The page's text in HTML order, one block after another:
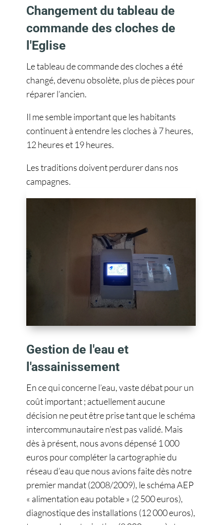
Changement du tableau de
commande des cloches de
l'Eglise
Le tableau de commande des cloches a été
changé, devenu obsolète, plus de pièces pour
réparer l’ancien.
Il me semble important que les habitants
continuent à entendre les cloches à 7 heures,
12 heures et 19 heures.
Les traditions doivent perdurer dans nos
campagnes.
Gestion de l'eau et
l'assainissement
En ce qui concerne l’eau, vaste débat pour un
coût important ; actuellement aucune
décision ne peut être prise tant que le schéma
intercommunautaire n’est pas validé. Mais
dès à présent, nous avons dépensé 1 000
euros pour compléter la cartographie du
réseau d’eau que nous avions faite dès notre
premier mandat (2008/2009), le schéma AEP
« alimentation eau potable » (2 500 euros),
diagnostique des installations (12 000 euros),